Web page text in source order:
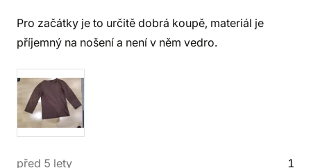
Pro začátky je to určitě dobrá koupě, materiál je
příjemný na nošení a není v něm vedro.
před 5 lety 1